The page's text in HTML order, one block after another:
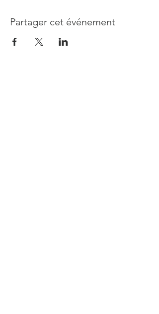
Partager cet événement